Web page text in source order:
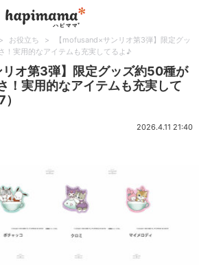
> お役立ち >
【mofusand×サンリオ第3弾】限定グッ
！実用的なアイテムも充実してるよ♪
オ第3弾】限定グッズ約50種が
！実用的なアイテムも充実して
2026.4.11 21:40